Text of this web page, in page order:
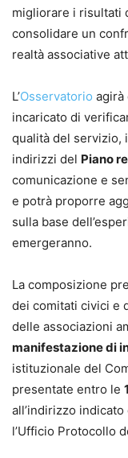
migliorare i risultati
consolidare un
realtà associative
L’Osservatorio agirà
incaricato di
qualità del servizio,
indirizzi del Piano
comunicazione e
e potrà proporre
sulla base
emergeranno.
La composizione
dei comitati civici e
delle associazioni
manifestazione di
istituzionale del
presentate entro le
all’indirizzo
l’Ufficio Protocollo